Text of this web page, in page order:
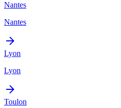
Nantes
Nantes
Lyon
Lyon
Toulon